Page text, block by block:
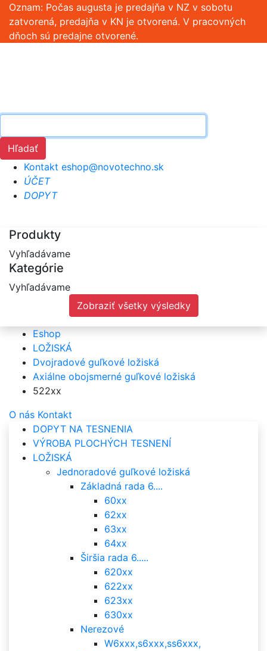
Oznam: Počas augusta je predajňa v NZ v sobotu
zatvorená, predajňa v KN je otvorená. V pracovných
dňoch sú predajne otvorené.
Hľadať
Kontakt eshop@novotechno.sk
ÚČET
DOPYT
Produkty
Vyhľadávame
Kategórie
Vyhľadávame
Zobraziť všetky výsledky
Eshop
LOŽISKÁ
Dvojradové guľkové ložiská
Axiálne obojsmerné guľkové ložiská
522xx
O nás Kontakt
DOPYT NA TESNENIA
VÝROBA PLOCHÝCH TESNENÍ
LOŽISKÁ
Jednoradové guľkové ložiská
Základná rada 6....
60xx
62xx
63xx
64xx
Širšia rada 6.....
620xx
622xx
623xx
630xx
Nerezové
W6xxx,s6xxx,ss6xxx,